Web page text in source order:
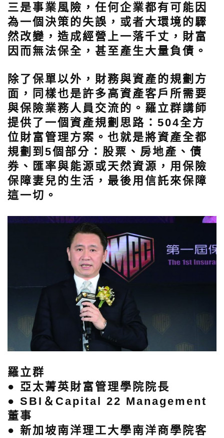
三是事業風險， 任何企業都有可能因
為一個決策的失誤，或者大環境的驟
然改變，造成經營上一落千丈，財富
因而無法保全，甚至產生大量負債。
除了保單以外，財務與資產的規劃方
面，同樣也是許多高資產客戶所需要
與保險業務人員交流的。羅立群講師
提供了一個資產規劃思路：504全方
位財富管理方案。也就是將資產全都
規劃到5個部分：股票、房地產、債
券、匯率與能源或天然資源，用保險
保障妻兒的生活，最後用信託來保障
這一切。
羅立群
● 亞太菁英財富管理學院院長
● SBI＆Capital 22 Management
董事
● 新加坡南洋理工大學南洋商學院客